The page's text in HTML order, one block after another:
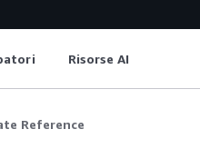
Risorse AI
Reference